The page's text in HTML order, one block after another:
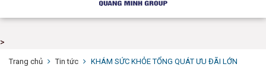
>
Trang chủ Tin tức
KHÁM SỨC KHỎE TỔNG QUÁT ƯU ĐÃI LỚN